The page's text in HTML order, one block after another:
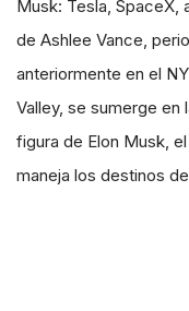
Musk: Tesla, SpaceX,
de Ashlee Vance,
anteriormente en el
Valley, se sumerge
figura de Elon Musk,
maneja los destinos